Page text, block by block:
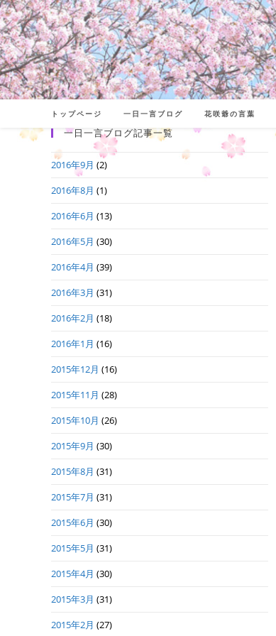
コ
ン
テ
ン
ツ
トップページ 一日一言ブログ 花咲爺の言葉
一日一言ブログ記事一覧
2016年9月 (2)
2016年8月 (1)
2016年6月 (13)
2016年5月 (30)
2016年4月 (39)
2016年3月 (31)
2016年2月 (18)
2016年1月 (16)
2015年12月 (16)
2015年11月 (28)
2015年10月 (26)
2015年9月 (30)
2015年8月 (31)
2015年7月 (31)
2015年6月 (30)
2015年5月 (31)
2015年4月 (30)
2015年3月 (31)
2015年2月 (27)